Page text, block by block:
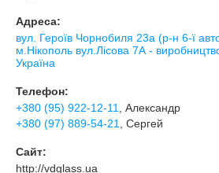
Адреса:
вул. Героїв Чорнобиля 23а (р-н 6-ї
м.Нікополь вул.Лісова 7А -
Україна
Телефон:
+380 (95) 922-12-11
, Александр
+380 (97) 889-54-21
, Сергей
Сайт:
http://vdglass.ua